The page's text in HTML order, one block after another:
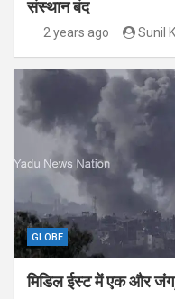
संस्थान बंद
2 years ago Sunil
GLOBE
मिडिल ईस्ट में एक और